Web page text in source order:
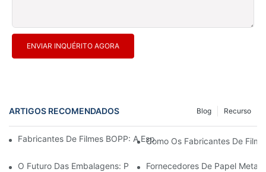
ENVIAR INQUÉRITO AGORA
ARTIGOS RECOMENDADOS Recurso
Blog
Fabricantes De Filmes BOPP: A Espinha Dorsal Das
Como Os Fabricantes De
O Futuro Das Embalagens: Perspectivas Dos Principais
Fornecedores De Papel